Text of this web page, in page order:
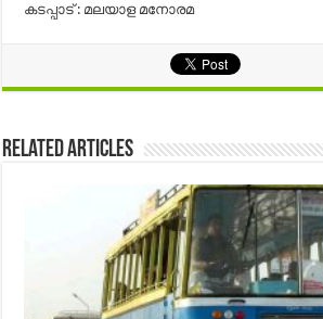
കടപ്പാട് : മലയാള മനോരമ
Related Articles